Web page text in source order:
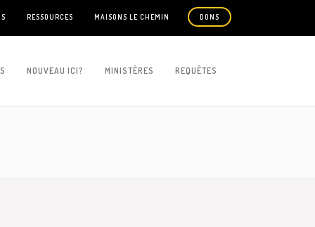
RESSOURCES MAISONS LE CHEMIN DONS
NOUVEAU ICI? MINISTÈRES REQUÊTES